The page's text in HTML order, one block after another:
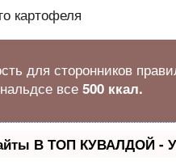
для сторонников
все 500 ккал.
В ТОП КУВАЛДОЙ -